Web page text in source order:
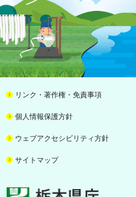
リンク・著作権・免責事項
個人情報保護方針
ウェブアクセシビリティ方針
サイトマップ
栃木県庁